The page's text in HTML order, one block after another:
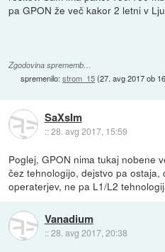
pa GPON že več kakor 2 letni v
Zgodovina sprememb…
spremenilo:strom_15(27. avg 2017 ob
SaXsIm
::28. avg 2017, 15:59
Poglej, GPON nima tukaj nobene
čez tehnologijo, dejstvo pa
operaterjev, ne pa L1/L2
Vanadium
::28. avg 2017, 20:38